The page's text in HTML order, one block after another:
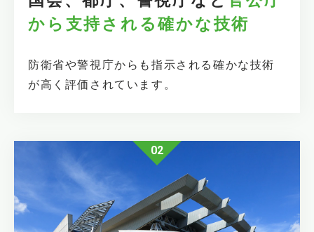
から支持される確かな技術
防衛省や警視庁からも指示される確かな技術
が高く評価されています。
02